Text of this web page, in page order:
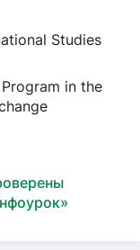
Studies
in the